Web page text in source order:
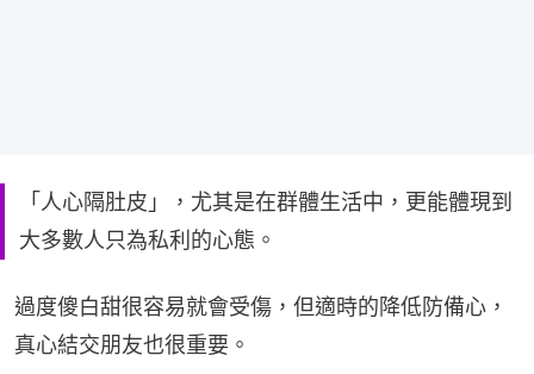
「人心隔肚皮」，尤其是在群體生活中，更能體現到
大多數人只為私利的心態。
過度傻白甜很容易就會受傷，但適時的降低防備心，
真心結交朋友也很重要。